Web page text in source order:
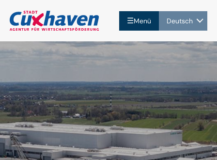
☰Menü